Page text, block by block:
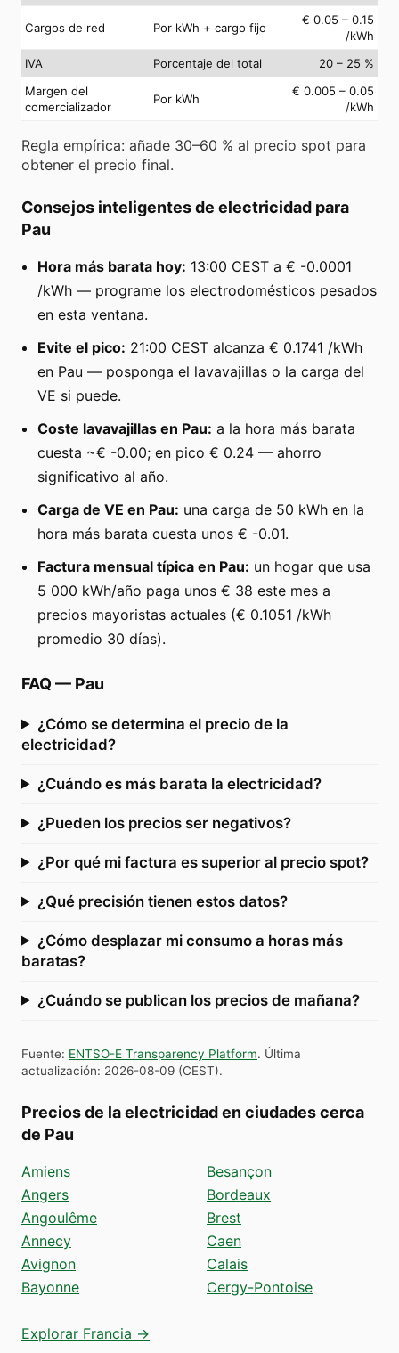
Cargos de red Por kWh + cargo fijo
€ 0.05 – 0.15
/kWh
IVA
Porcentaje del total
20 – 25 %
Margen del
comercializador
Por kWh
€ 0.005 – 0.05
/kWh
Regla empírica: añade 30–60 % al precio spot para
obtener el precio final.
Consejos inteligentes de electricidad para
Pau
Hora más barata hoy: 13:00 CEST a € -0.0001
/kWh — programe los electrodomésticos pesados
en esta ventana.
Evite el pico: 21:00 CEST alcanza € 0.1741 /kWh
en Pau — posponga el lavavajillas o la carga del
VE si puede.
Coste lavavajillas en Pau: a la hora más barata
cuesta ~€ -0.00; en pico € 0.24 — ahorro
significativo al año.
Carga de VE en Pau: una carga de 50 kWh en la
hora más barata cuesta unos € -0.01.
Factura mensual típica en Pau: un hogar que usa
5 000 kWh/año paga unos € 38 este mes a
precios mayoristas actuales (€ 0.1051 /kWh
promedio 30 días).
FAQ — Pau
¿Cómo se determina el precio de la
electricidad?
¿Cuándo es más barata la electricidad?
¿Pueden los precios ser negativos?
¿Por qué mi factura es superior al precio spot?
¿Qué precisión tienen estos datos?
¿Cómo desplazar mi consumo a horas más
baratas?
¿Cuándo se publican los precios de mañana?
Fuente: ENTSO-E Transparency Platform. Última
actualización: 2026-08-09 (CEST).
Precios de la electricidad en ciudades cerca
de Pau
Amiens
Angers
Angoulême
Annecy
Avignon
Bayonne
Besançon
Bordeaux
Brest
Caen
Calais
Cergy-Pontoise
Explorar Francia →